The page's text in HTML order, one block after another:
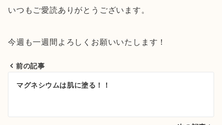
いつもご愛読ありがとうございます。
今週も一週間よろしくお願いいたします！
前の記事
マグネシウムは肌に塗る！！